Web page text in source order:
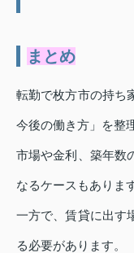
まとめ
転勤で枚方市の持ち
今後の働き方」を整
市場や金利、築年数
なるケースもありま
一方で、賃貸に出す
る必要があります。